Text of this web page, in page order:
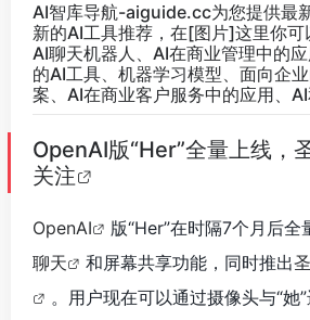
AI智库导航-aiguide.cc为您提供最
新的AI工具推荐，在[图片]这里你可
AI聊天机器人、AI在商业管理中的
的AI工具、机器学习模型、面向企
案、AI在商业客户服务中的应用、AI
OpenAI版“Her”全量上线，
关注
OpenAI 版“Her”在时隔7个月后全
聊天
和屏幕共享功能，同时推出
。用户现在可以通过摄像头与“她